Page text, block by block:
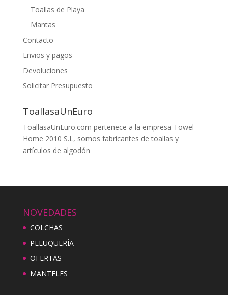
Toallas de Playa
Mantas
Contacto
Envios y pagos
Devoluciones
Solicitar Presupuesto
ToallasaUnEuro
ToallasaUnEuro.com pertenece a la empresa Towel
Home 2010 S.L, somos fabricantes de toallas y
artículos de algodón
NOVEDADES
COLCHAS
PELUQUERÍA
OFERTAS
MANTELES